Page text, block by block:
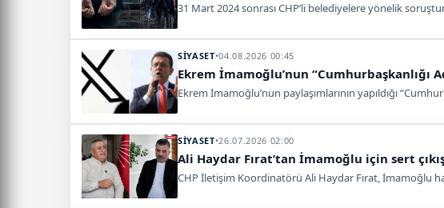
31 Mart 2024 sonrası CHP’li belediyelere yönelik
SİYASET•04.08.2026 00:45
Ekrem İmamoğlu’nun “Cumhurbaşkanlığı
Ekrem İmamoğlu’nun paylaşımlarının yapıldığı
SİYASET•26.07.2026 02:00
Ali Haydar Fırat’tan İmamoğlu için sert
CHP İletişim Koordinatörü Ali Haydar Fırat, İmamoğlu